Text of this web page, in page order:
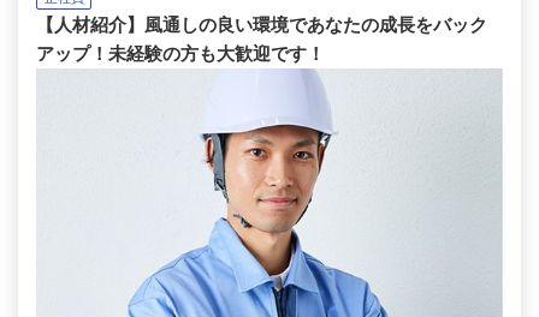
【人材紹介】風通しの良い環境であなたの成長をバック
アップ！未経験の方も大歓迎です！